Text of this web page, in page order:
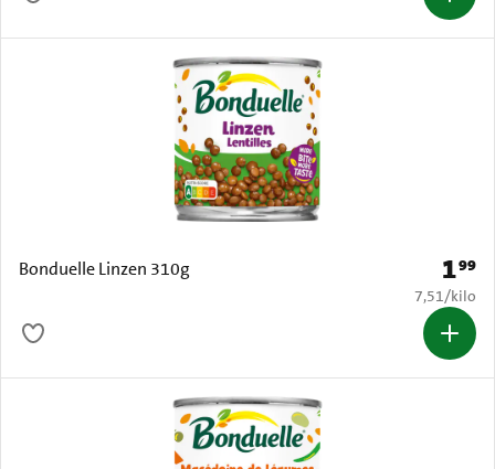
Bonduelle Linzen 310g Prijs:
199
€ 7,51 per
7,51/kilo